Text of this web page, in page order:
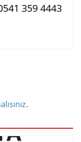
359 4443
.